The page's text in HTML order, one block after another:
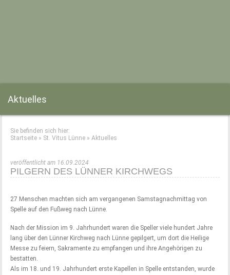
Aktuelles
Sie befinden sich hier:
Startseite » St. Vitus Lünne »Aktuelles
veröffentlicht am 16.09.2024
PILGERN DES LÜNNER KIRCHWEGS
27 Menschen machten sich am vergangenen Samstagnachmittag von
Spelle auf den Fußweg nach Lünne.
Nach der Mission im 9. Jahrhundert waren die Speller viele hundert Jahre
lang über den Lünner Kirchweg nach Lünne gepilgert, um dort die Heilige
Messe zu feiern, Sakramente zu empfangen und ihre Angehörigen zu
bestatten.
Als im 18. und 19. Jahrhundert erste Kapellen in Spelle entstanden, wurde